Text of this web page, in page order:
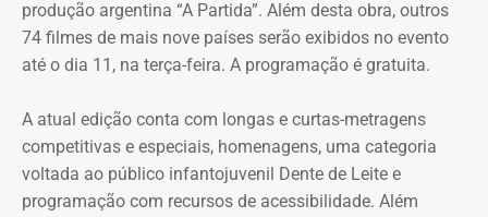
Bens declarados por Carla Machado em 2026 — Foto:
Reprodução/Divulgacand
produção argentina “A Partida”. Além desta obra, outros
74 filmes de mais nove países serão exibidos no evento
até o dia 11, na terça-feira. A programação é gratuita.
A atual edição conta com longas e curtas-metragens
competitivas e especiais, homenagens, uma categoria
voltada ao público infantojuvenil Dente de Leite e
programação com recursos de acessibilidade. Além